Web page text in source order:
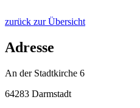
zurück zur Übersicht
Adresse
An der Stadtkirche 6
64283 Darmstadt